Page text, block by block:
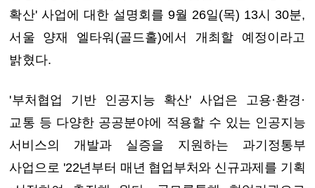
확산' 사업에 대한 설명회를 9월 26일(목) 13시 30분,
서울 양재 엘타워 (골드홀)에서 개최할 예정이라고
밝혔다.
'부처협업 기반 인공지능 확산' 사업은 고용·환경·
교통 등 다양한 공공분야에 적용할 수 있는 인공지능
서비스의 개발과 실증을 지원하는 과기 정통부
사업으로 '22년부터 매년 협업부처와 신규과제를 기획